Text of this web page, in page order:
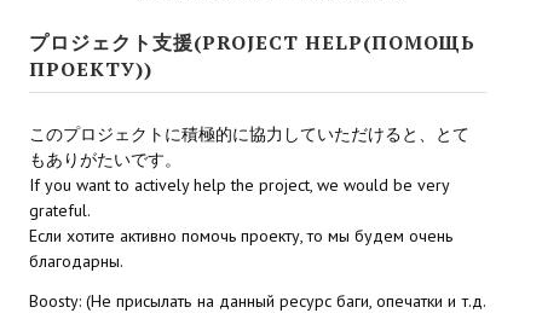
プロジェクト支援(PROJECT HELP(ПОМОЩЬ
ПРОЕКТУ))
このプロジェクトに積極的に協力していただけると、とて
もありがたいです。
If you want to actively help the project, we would be very
grateful.
Если хотите активно помочь проекту, то мы будем очень
благодарны.
Boosty: (Не присылать на данный ресурс баги, опечатки и т.д.